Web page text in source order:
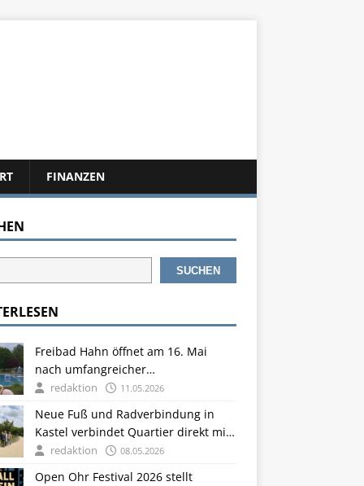
FINANZEN
SUCHEN
Freibad Hahn öffnet am 16. Mai
nach umfangreicher
Energiesanierung
redaktion 11.05.2026
Neue Fuß und Radverbindung in
Kastel verbindet Quartier direkt mit
Rheinpromenade
redaktion 08.05.2026
Open Ohr Festival 2026 stellt